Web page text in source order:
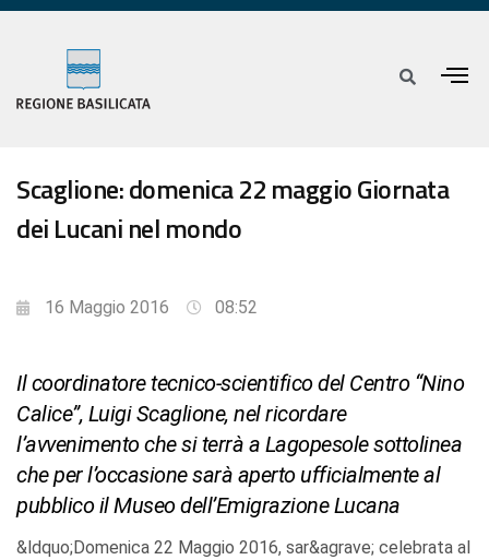
Scaglione: domenica 22 maggio Giornata
dei Lucani nel mondo
16 Maggio 2016 08:52
Il coordinatore tecnico-scientifico del Centro “Nino
Calice”, Luigi Scaglione, nel ricordare
l’avvenimento che si terrà a Lagopesole sottolinea
che per l’occasione sarà aperto ufficialmente al
pubblico il Museo dell’Emigrazione Lucana
&ldquo;Domenica 22 Maggio 2016, sar&agrave; celebrata al